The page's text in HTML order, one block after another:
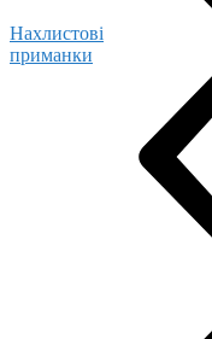
Нахлистові
приманки